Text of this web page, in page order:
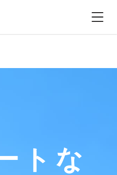
トな